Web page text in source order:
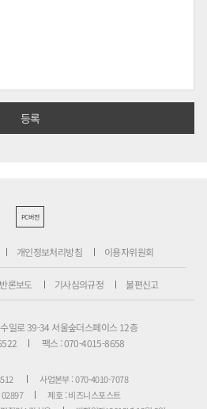
PC버전
개인정보처리방침 이용자위원회
론보도 기사심의규정 불편신고
일로 39-34 서울숲더스페이스 12층
팩스 : 070-4015-8658
사업본부 : 070-4010-7078
02897
제호 : 비즈니스포스트